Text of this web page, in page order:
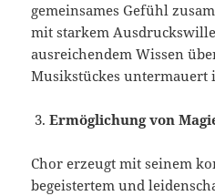
gemeinsames Gefühl
mit starkem
ausreichendem Wissen
Musikstückes untermauert
Ermöglichung von
Chor erzeugt mit seinem
begeistertem und